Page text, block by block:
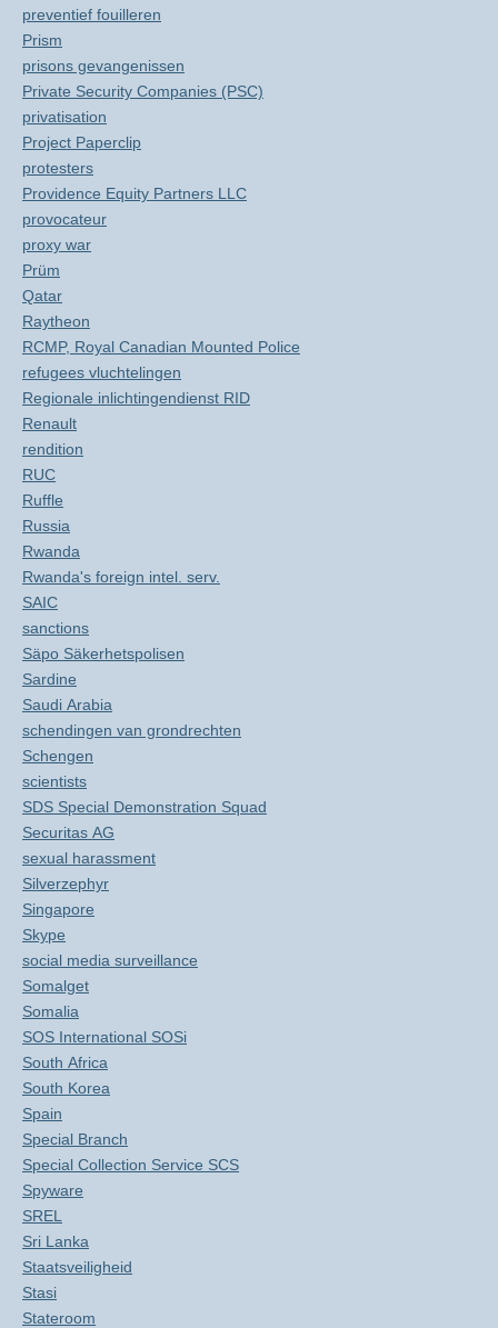
preventief fouilleren
Prism
prisons gevangenissen
Private Security Companies (PSC)
privatisation
Project Paperclip
protesters
Providence Equity Partners LLC
provocateur
proxy war
Prüm
Qatar
Raytheon
RCMP, Royal Canadian Mounted Police
refugees vluchtelingen
Regionale inlichtingendienst RID
Renault
rendition
RUC
Ruffle
Russia
Rwanda
Rwanda's foreign intel. serv.
SAIC
sanctions
Säpo Säkerhetspolisen
Sardine
Saudi Arabia
schendingen van grondrechten
Schengen
scientists
SDS Special Demonstration Squad
Securitas AG
sexual harassment
Silverzephyr
Singapore
Skype
social media surveillance
Somalget
Somalia
SOS International SOSi
South Africa
South Korea
Spain
Special Branch
Special Collection Service SCS
Spyware
SREL
Sri Lanka
Staatsveiligheid
Stasi
Stateroom